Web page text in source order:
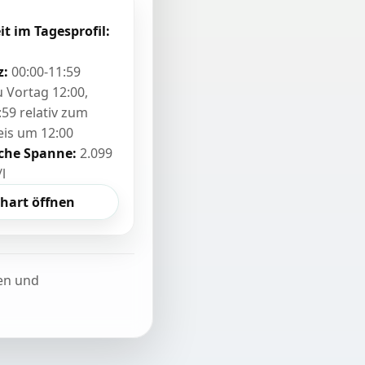
im Tagesprofil:
00:00-11:59
Vortag 12:00,
relativ zum
um 12:00
Spanne: 2.099
öffnen
und